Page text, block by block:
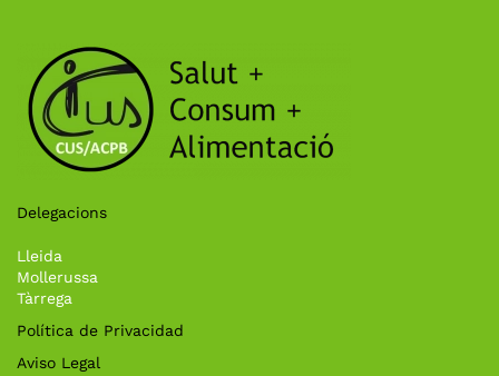
Delegacions
Lleida
Mollerussa
Tàrrega
Política de Privacidad
Aviso Legal